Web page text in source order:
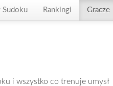
Sudoku Rankingi Gracze
i wszystko co trenuje umysł